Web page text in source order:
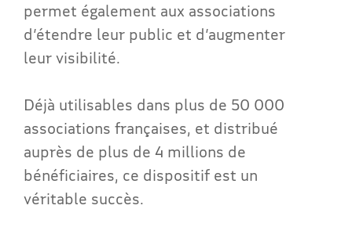
permet également aux associations
d’étendre leur public et d’augmenter
leur visibilité.
Déjà utilisables dans plus de 50 000
associations françaises, et distribué
auprès de plus de 4 millions de
bénéficiaires, ce dispositif est un
véritable succès.